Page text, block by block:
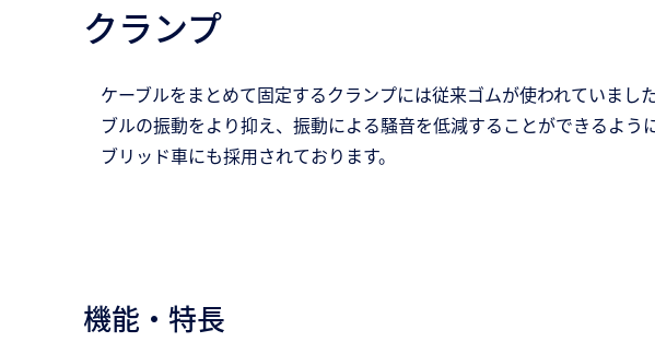
クランプ
ケーブルをまとめて固定するクランプには従来ゴムが使われていまし
ブルの振動をより抑え、振動による騒音を低減することができるよ
ブリッド車にも採用されております。
機能・特長